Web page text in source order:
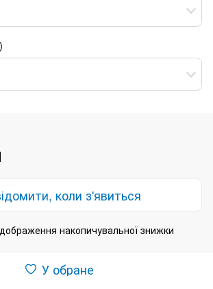
коли з'явиться
накопичувальної знижки
У обране